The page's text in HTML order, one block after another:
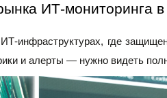
ИТ-мониторинга
ИТ-инфраструктурах, где
и алерты — нужно видеть